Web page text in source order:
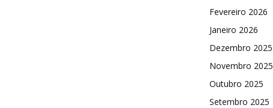
Fevereiro 2026
Janeiro 2026
Dezembro 2025
Novembro 2025
Outubro 2025
Setembro 2025